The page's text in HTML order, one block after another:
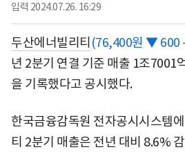
입력 2024.07.26. 16:29
두산에너빌리티 (76,400원 ▼ 600
년 2분기 연결 기준 매출 1조7001
을 기록했다고 공시했다.
한국금융감독원 전자공시시스템
티 2분기 매출은 전년 대비 8.6%